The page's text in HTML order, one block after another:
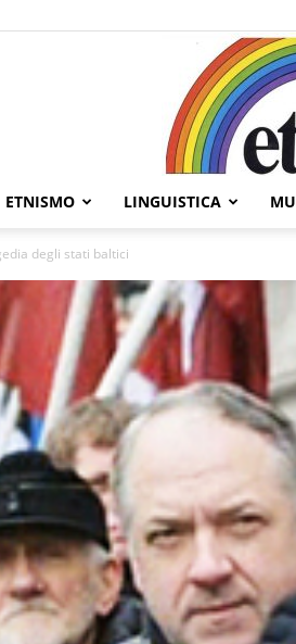
ETNISMO LINGUISTICA
degli stati baltici